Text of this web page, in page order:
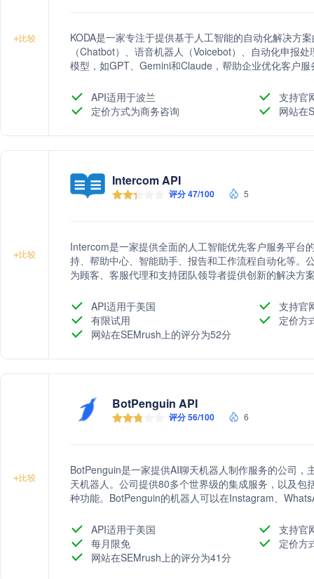
+比较
KODA是一家专注于提供基于人工智能的自动化解决方
（Chatbot）、语音机器人（Voicebot）、自动化申报
模型，如GPT、Gemini和Claude，帮助企业优化客户
API适用于波兰
支持官
定价方式为商务咨询
网站在
+比较
Intercom API
评分 47/100 5
Intercom是一家提供全面的人工智能优先客户服务平台
持、帮助中心、智能助手、报告和工作流程自动化等。
为顾客、客服代理和支持团队领导者提供创新的解决方
API适用于美国
支持官
有限试用
定价方
网站在SEMrush上的评分为52分
+比较
BotPenguin API
评分 56/100 6
BotPenguin是一家提供AI聊天机器人制作服务的公司
天机器人。公司提供80多个世界级的集成服务，以及
种功能。BotPenguin的机器人可以在Instagram、
API适用于美国
支持官
每月限免
定价方
网站在SEMrush上的评分为41分